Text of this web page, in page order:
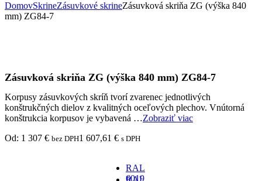
DomovSkrineZásuvkové skrineZásuvková skriňa ZG (výška 840
mm) ZG84-7
Zásuvková skriňa ZG (výška 840 mm) ZG84-7
Korpusy zásuvkových skríň tvorí zvarenec jednotlivých
konštrukčných dielov z kvalitných oceľových plechov. Vnútorná
konštrukcia korpusov je vybavená …Zobraziť viac
Od: 1 307 € bez DPH1 607,61 € s DPH
RAL
6019